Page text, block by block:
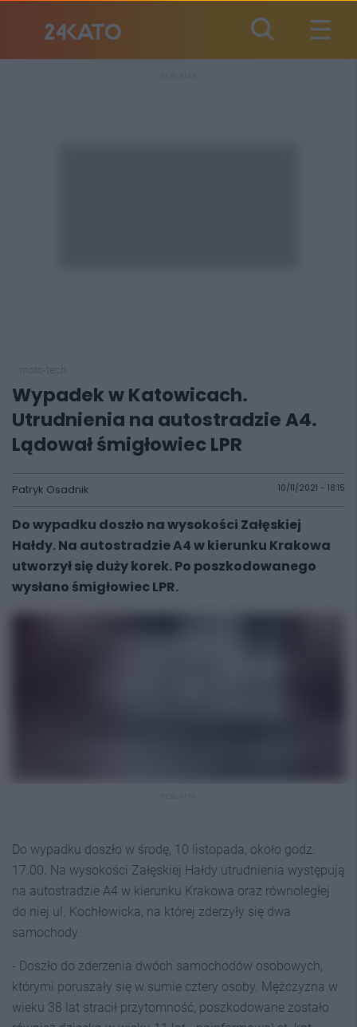
Wypadek w Katowicach.
Utrudnienia na autostradzie A4.
Lądował śmigłowiec LPR
Patryk Osadnik 10/11/2021 - 18:15
Do wypadku doszło na wysokości Załęskiej
Hałdy. Na autostradzie A4 w kierunku Krakowa
utworzył się duży korek. Po poszkodowanego
wysłano śmigłowiec LPR.
Do wypadku doszło w środę, 10 listopada, około godz.
17.00. Na wysokości Załęskiej Hałdy utrudnienia występują
na autostradzie A4 w kierunku Krakowa oraz równoległej
do niej ul. Kochłowicka, na której zderzyły się dwa
samochody.
- Doszło do zderzenia dwóch samochodów osobowych,
którymi poruszały się w sumie cztery osoby. Mężczyzna w
wieku 38 lat stracił przytomność, poszkodowane zostało